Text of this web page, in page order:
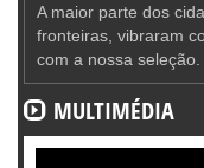
A maior parte dos
fronteiras, vibraram
com a nossa seleção.
MULTIMÉDIA